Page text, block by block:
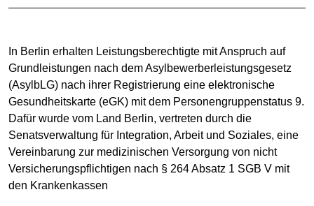
In Berlin erhalten Leistungsberechtigte mit Anspruch auf
Grundleistungen nach dem Asylbewerberleistungsgesetz
(AsylbLG) nach ihrer Registrierung eine elektronische
Gesundheitskarte (eGK) mit dem Personengruppenstatus 9.
Dafür wurde vom Land Berlin, vertreten durch die
Senatsverwaltung für Integration, Arbeit und Soziales, eine
Vereinbarung zur medizinischen Versorgung von nicht
Versicherungspflichtigen nach § 264 Absatz 1 SGB V mit
den Krankenkassen